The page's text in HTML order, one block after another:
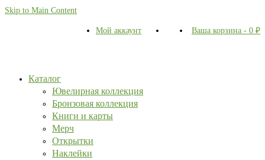
Skip to Main Content
Мой аккаунт Ваша корзина - 0 ₽
Каталог
Ювелирная коллекция
Бронзовая коллекция
Книги и карты
Мерч
Открытки
Наклейки